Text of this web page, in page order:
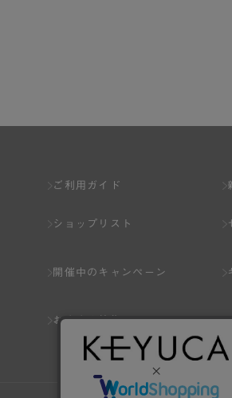
ら個別規定はその名称
本規約の定めが前項の
1.会員の登録は、弊社
2.会員登録は、一人に
3.前項の定めの他、弊社
り消すことがあります。
（1） 本規約違反により
（2） 会員登録の申請に
ご利用ガイド
ショップリスト
開催中のキャンペーン
おすすめ特集